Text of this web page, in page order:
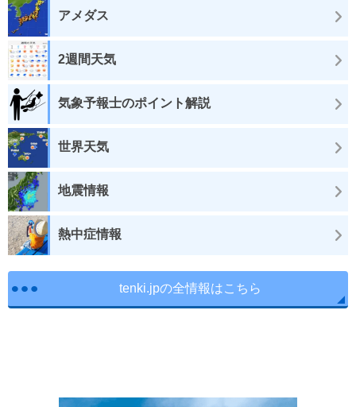
アメダス
2週間天気
気象予報士のポイント解説
世界天気
地震情報
熱中症情報
tenki.jpの全情報はこちら